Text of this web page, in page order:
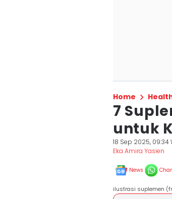
Home
7
untuk
18 Sep 2025, 09:34
Eka Amira Yasien
News
ilustrasi suplemen